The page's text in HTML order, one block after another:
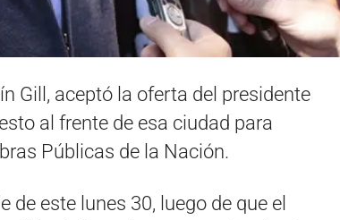
Gill, aceptó la oferta del presidente
al frente de esa ciudad para
Públicas de la Nación.
de este lunes 30, luego de que el